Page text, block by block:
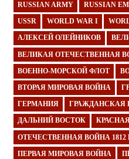
RUSSIAN ARMY RUSSIAN
USSR WORLD WAR I
АЛЕКСЕЙ ОЛЕЙНИКОВ
ВЕЛИКАЯ ОТЕЧЕСТВЕННАЯ
ВОЕННО-МОРСКОЙ ФЛОТ
ВТОРАЯ МИРОВАЯ ВОЙНА
ГЕРМАНИЯ ГРАЖДАНСКАЯ
ДАЛЬНИЙ ВОСТОК
ОТЕЧЕСТВЕННАЯ ВОЙНА 1812
ПЕРВАЯ МИРОВАЯ ВОЙНА